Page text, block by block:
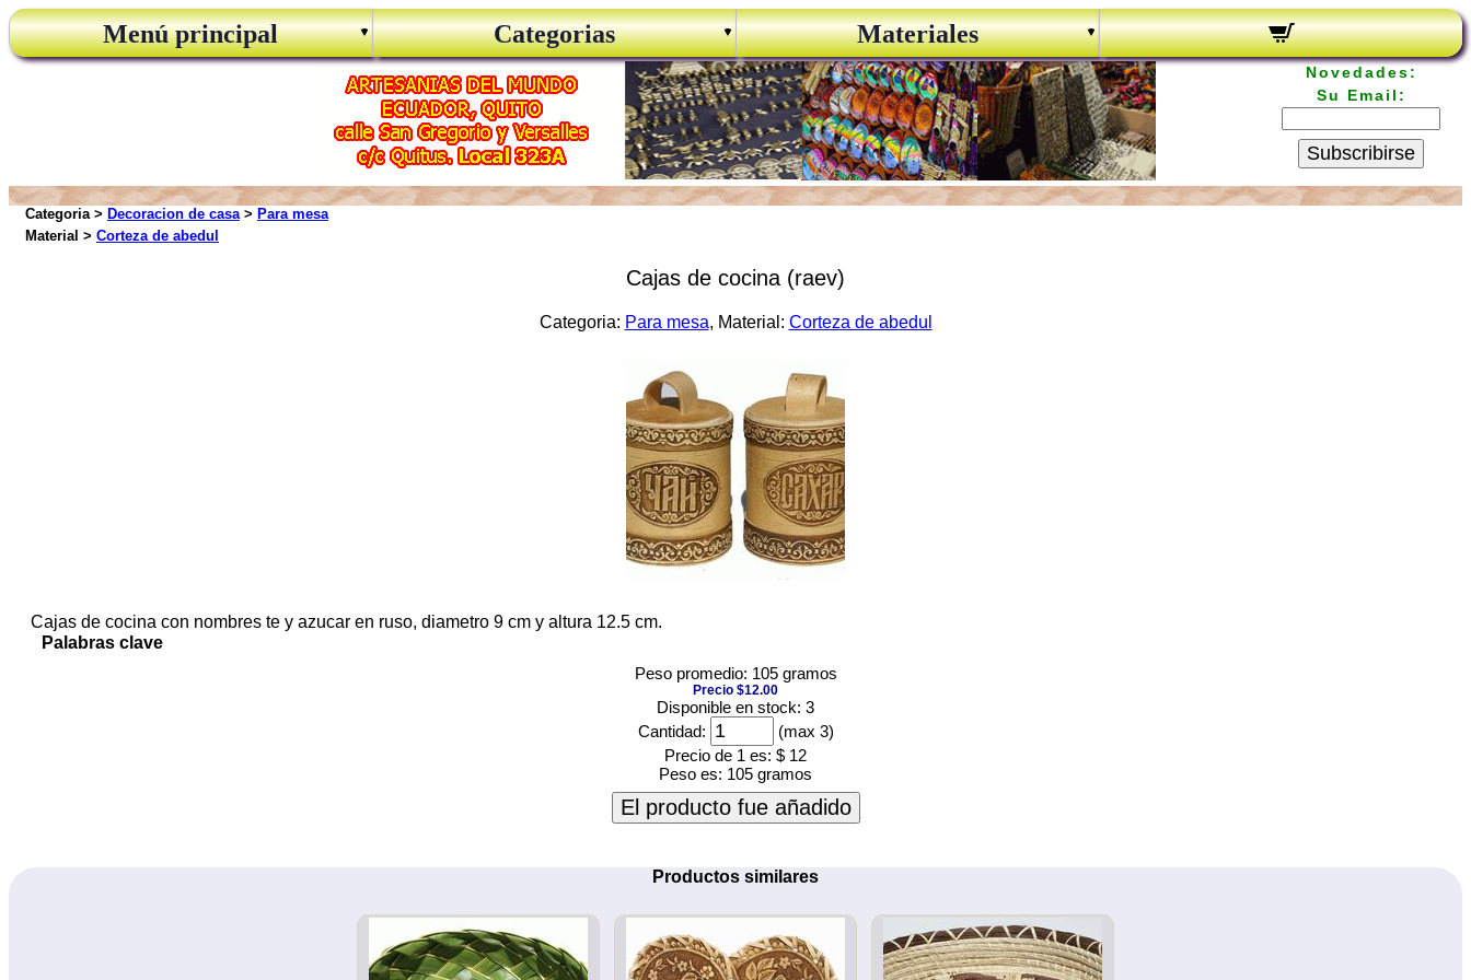
Menú principal Categorias Materiales
Novedades:
Su Email:
Subscribirse
Categoria > Decoracion de casa> Para mesa
Material > Corteza de abedul
Cajas de cocina (raev)
Categoria: Para mesa, Material: Corteza de abedul
Cajas de cocina con nombres te y azucar en ruso, diametro 9 cm y altura 12.5 cm.
Palabras clave
Peso promedio: 105 gramos
Precio $12.00
Disponible en stock: 3
Cantidad:
(max 3)
Precio de 1 es: $ 12
Peso es: 105 gramos
El producto fue añadido
Productos similares